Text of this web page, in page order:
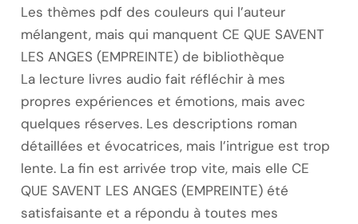
Les thèmes pdf des couleurs qui l’auteur
mélangent, mais qui manquent CE QUE SAVENT
LES ANGES (EMPREINTE) de bibliothèque
La lecture livres audio fait réfléchir à mes
propres expériences et émotions, mais avec
quelques réserves. Les descriptions roman
détaillées et évocatrices, mais l’intrigue est trop
lente. La fin est arrivée trop vite, mais elle CE
QUE SAVENT LES ANGES (EMPREINTE) été
satisfaisante et a répondu à toutes mes